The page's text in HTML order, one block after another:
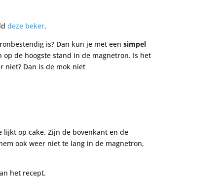
deze beker.
is? Dan kun je met eensimpel
de hoogste stand in de magnetron. Is het
niet? Dan is de mok niet
op cake. Zijn de bovenkant en de
ook weer niet te lang in de magnetron,
het recept.